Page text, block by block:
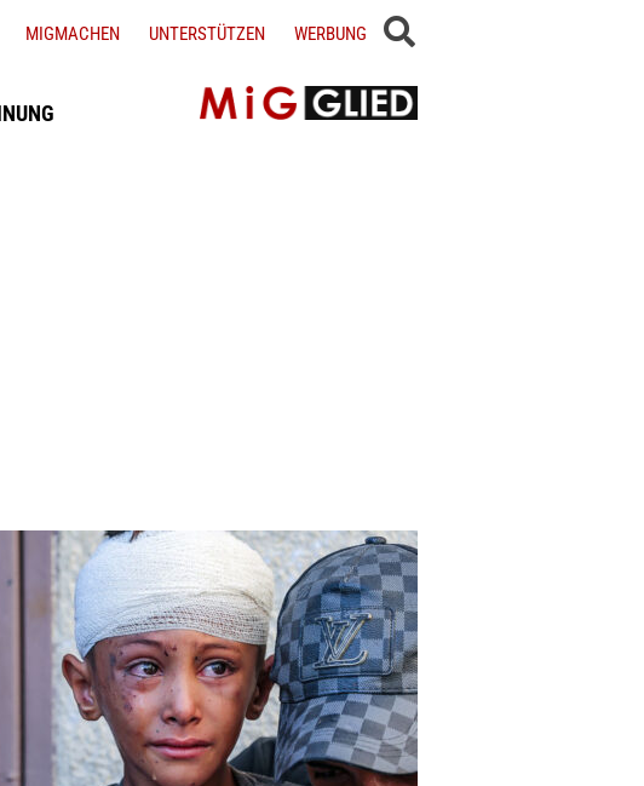
MIGMACHEN UNTERSTÜTZEN WERBUNG